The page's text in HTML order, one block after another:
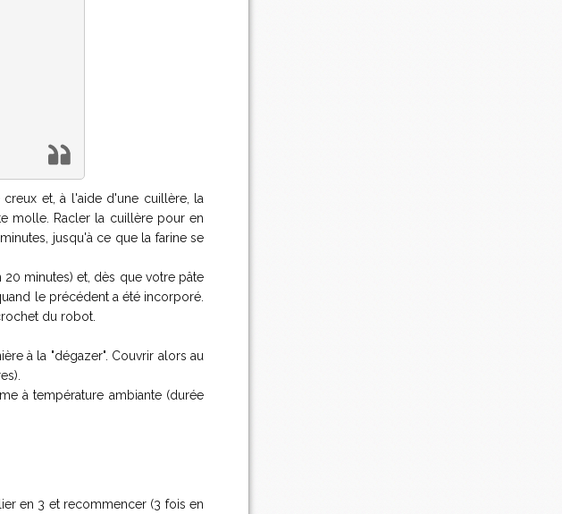
et, à l'aide d'une cuillère, la
molle. Racler la cuillère pour en
jusqu'à ce que la farine se
minutes) et, dès que votre pâte
le précédent a été incorporé.
du robot.
à la "dégazer". Couvrir alors au
à température ambiante (durée
en 3 et recommencer (3 fois en